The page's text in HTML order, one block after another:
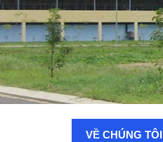
VỀ CHÚNG TÔI